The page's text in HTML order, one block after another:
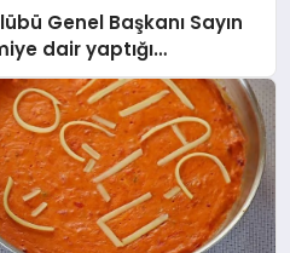
Genel Başkanı Sayın
dair yaptığı